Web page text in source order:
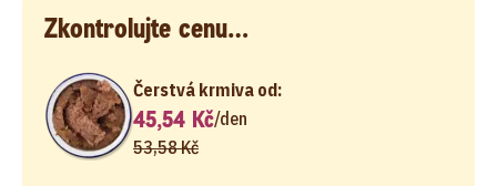
Zkontrolujte cenu…
Čerstvá krmiva od:
45,54 Kč/den
53,58 Kč